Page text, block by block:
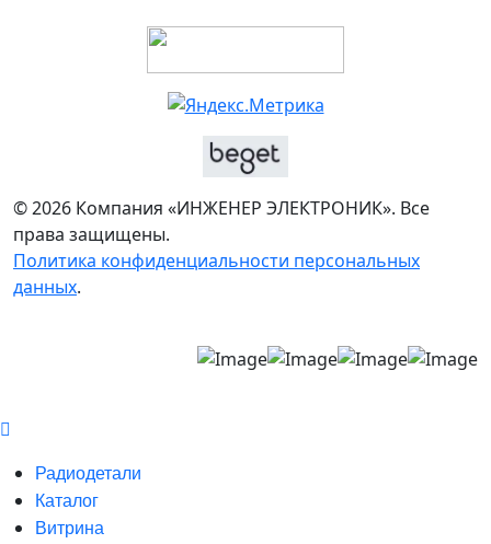
© 2026 Компания «ИНЖЕНЕР ЭЛЕКТРОНИК». Все
права защищены.
Политика конфиденциальности персональных
данных.
Радиодетали
Каталог
Витрина